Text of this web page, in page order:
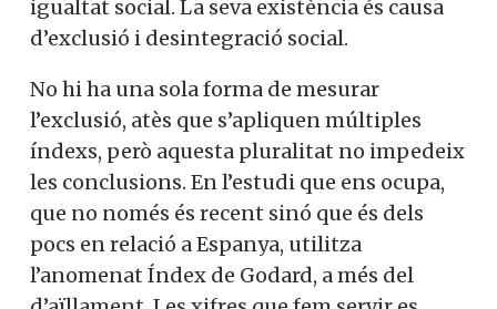
la igualtat social. La seva existència és
causa d’exclusió i desintegració social.
No hi ha una sola forma de mesurar
l’exclusió, atès que s’apliquen múltiples
índexs, però aquesta pluralitat no
impedeix les conclusions. En l’estudi que
ens ocupa, que no només és recent sinó
que és dels pocs en relació a Espanya,
utilitza l’anomenat Índex de Godard, a